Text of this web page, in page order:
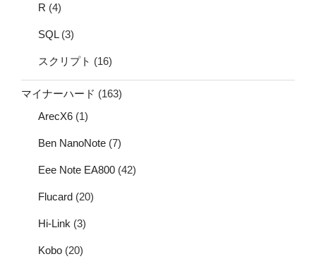
R (4)
SQL(3)
スクリプト (16)
マイナーハード (163)
ArecX6 (1)
Ben NanoNote (7)
Eee Note EA800 (42)
Flucard (20)
Hi-Link (3)
Kobo (20)